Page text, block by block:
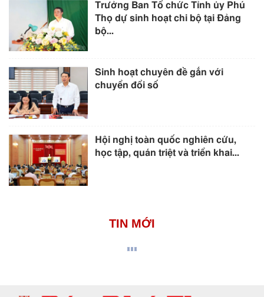
Trưởng Ban Tổ chức Tỉnh ủy Phú
Thọ dự sinh hoạt chi bộ tại Đảng
bộ...
Sinh hoạt chuyên đề gắn với
chuyển đổi số
Hội nghị toàn quốc nghiên cứu,
học tập, quán triệt và triển khai...
TIN MỚI